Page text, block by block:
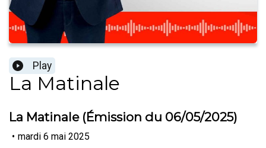
Play
La Matinale
La Matinale (Émission du 06/05/2025)
• mardi 6 mai 2025